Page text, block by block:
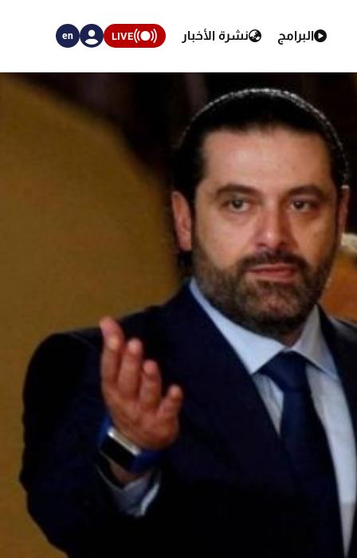
البرامج نشرة الأخبار LIVE
en